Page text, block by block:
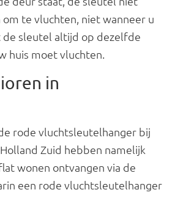
te vluchten, niet wanneer u
sleutel altijd op dezelfde
huis moet vluchten.
in
rode vluchtsleutelhanger bij
Zuid hebben namelijk
wonen ontvangen via de
een rode vluchtsleutelhanger